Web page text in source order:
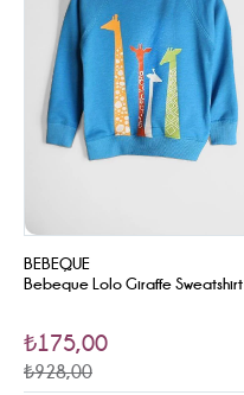
BEBEQUE
Bebeque Lolo Giraffe Sweatshirt
₺175,00
₺928,00